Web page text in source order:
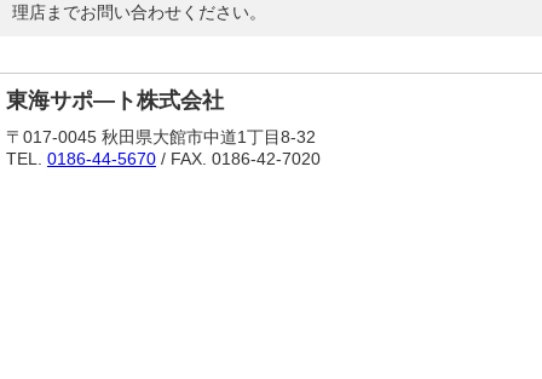
理店までお問い合わせください。
東海サポ―ト株式会社
〒017-0045 秋田県大館市中道1丁目8-32
TEL. 0186-44-5670 / FAX. 0186-42-7020